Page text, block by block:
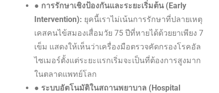
● การรักษาเชิงป้องกันและระยะเริ่มต้น (Early
Intervention): ยุคนี้เราไม่เน้นการรักษาที่ปลายเหตุ
เคสคนไข้สมองเสื่อมวัย 75 ปีที่หายได้ด้วยยาเพียง 7
เข็ม แสดงให้เห็นว่าเครื่องมือตรวจคัดกรองโรคอัล
ไซเมอร์ตั้งแต่ระยะแรกเริ่มจะเป็นที่ต้องการสูงมาก
ในตลาดแพทย์โลก
● ระบบอัตโนมัติในสถานพยาบาล (Hospital